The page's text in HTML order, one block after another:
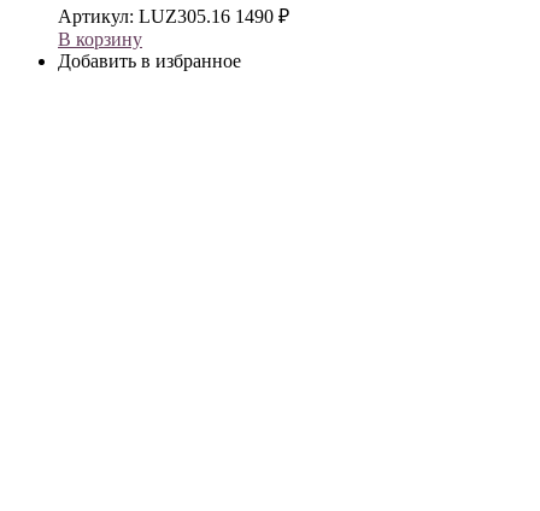
Артикул: LUZ305.16 1490 ₽
В корзину
Добавить в избранное